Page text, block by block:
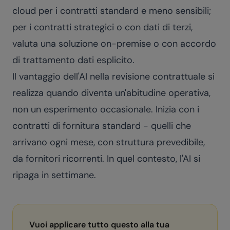
cloud per i contratti standard e meno sensibili;
per i contratti strategici o con dati di terzi,
valuta una soluzione on-premise o con accordo
di trattamento dati esplicito.
Il vantaggio dell'AI nella revisione contrattuale si
realizza quando diventa un'abitudine operativa,
non un esperimento occasionale. Inizia con i
contratti di fornitura standard - quelli che
arrivano ogni mese, con struttura prevedibile,
da fornitori ricorrenti. In quel contesto, l'AI si
ripaga in settimane.
Vuoi applicare tutto questo alla tua